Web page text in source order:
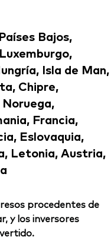
Bajos,
Isla de Man,
Chipre,
Francia,
Eslovaquia,
Letonia, Austria,
procedentes de
y los inversores